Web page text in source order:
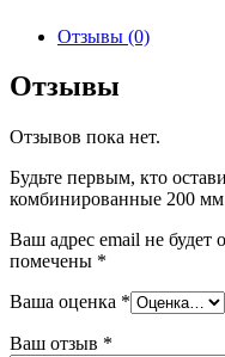
Отзывы (0)
Отзывы
Отзывов пока нет.
Будьте первым, кто
комбинированные 200
Ваш адрес email не будет
помечены *
Ваша оценка *
Ваш отзыв *